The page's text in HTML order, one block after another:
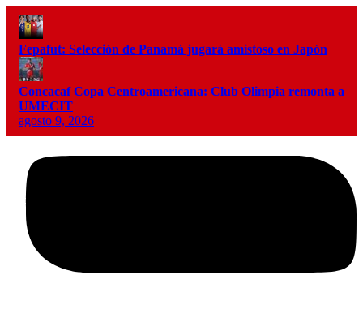
Fepafut: Selección de Panamá jugará amistoso en Japón
Concacaf Copa Centroamericana: Club Olimpia remonta a
UMECIT
agosto 9, 2026